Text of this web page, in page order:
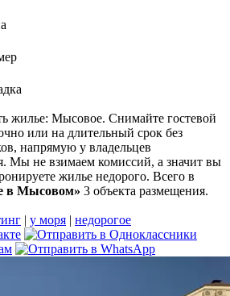
жилье: Мысовое. Снимайте гостевой
или на длительный срок без
напрямую у владельцев
Мы не взимаем комиссий, а значит вы
жилье недорого. Всего в
в Мысовом» 3 объекта размещения.
| у моря | недорогое